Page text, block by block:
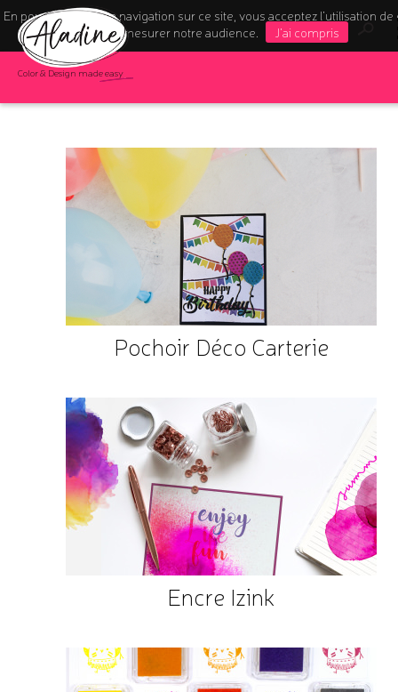
En poursuivant votre navigation sur ce site, vous acceptez l’utilisation de
pour mesurer notre audience.
J'ai compris
Color & Design made easy
Pochoir Déco Carterie
Encre Izink